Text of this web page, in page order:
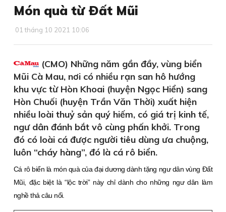
Món quà từ Ðất Mũi
01 tháng 10 2021 10:06
(CMO) Những năm gần đầy, vùng biển
Mũi Cà Mau, nơi có nhiều rạn san hô hướng
khu vực từ Hòn Khoai (huyện Ngọc Hiển) sang
Hòn Chuối (huyện Trần Văn Thời) xuất hiện
nhiều loài thuỷ sản quý hiếm, có giá trị kinh tế,
ngư dân đánh bắt vô cùng phấn khởi. Trong
đó có loài cá được người tiêu dùng ưa chuộng,
luôn “cháy hàng”, đó là cá rô biển.
Cá rô biển là món quà của đại dương dành tặng ngư dân vùng Ðất
Mũi, đặc biệt là “lộc trời” này chỉ dành cho những ngư dân làm
nghề thả câu nổi.